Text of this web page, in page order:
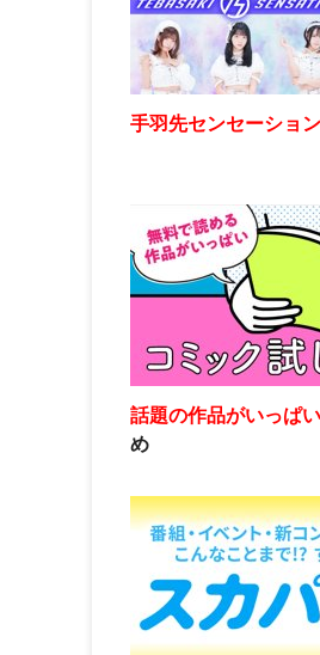
手羽先センセーション
話題の作品がいっぱい
め